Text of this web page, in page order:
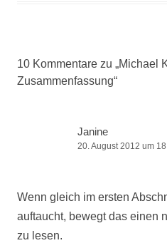
10 Kommentare zu „Michael
Zusammenfassung“
Janine
20. August 2012 um
Wenn gleich im ersten
auftaucht, bewegt das einen
zu lesen.